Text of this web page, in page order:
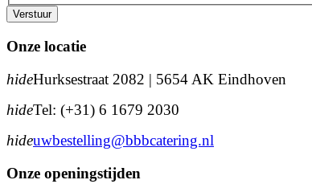
Verstuur
Onze locatie
hideHurksestraat 2082 | 5654 AK Eindhoven
hideTel: (+31) 6 1679 2030
hideuwbestelling@bbbcatering.nl
Onze openingstijden